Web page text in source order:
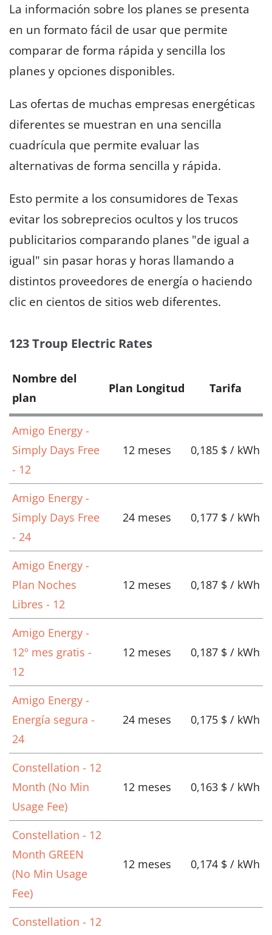
La información sobre los planes se presenta
en un formato fácil de usar que permite
comparar de forma rápida y sencilla los
planes y opciones disponibles.
Las ofertas de muchas empresas energéticas
diferentes se muestran en una sencilla
cuadrícula que permite evaluar las
alternativas de forma sencilla y rápida.
Esto permite a los consumidores de Texas
evitar los sobreprecios ocultos y los trucos
publicitarios comparando planes "de igual a
igual" sin pasar horas y horas llamando a
distintos proveedores de energía o haciendo
clic en cientos de sitios web diferentes.
123 Troup Electric Rates
Nombre del
plan
Plan Longitud Tarifa
Amigo Energy -
Simply Days Free
- 12
12 meses 0,185 $ / kWh
Amigo Energy -
Simply Days Free
- 24
24 meses 0,177 $ / kWh
Amigo Energy -
Plan Noches
Libres - 12
12 meses 0,187 $ / kWh
Amigo Energy -
12º mes gratis -
12
12 meses 0,187 $ / kWh
Amigo Energy -
Energía segura -
24
24 meses 0,175 $ / kWh
Constellation - 12
Month (No Min
Usage Fee)
12 meses 0,163 $ / kWh
Constellation - 12
Month GREEN
(No Min Usage
Fee)
12 meses 0,174 $ / kWh
Constellation - 12